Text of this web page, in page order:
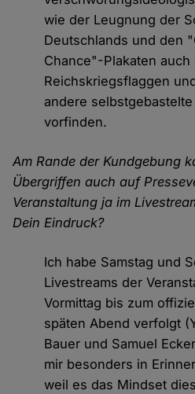
wie der Leugnung der
Deutschlands und den
Chance"-Plakaten
Reichskriegsflaggen
andere
vorfinden.
Am Rande der Kundgebung
Übergriffen auch auf
Veranstaltung ja im
Dein Eindruck?
Ich habe Samstag und
Livestreams der
Vormittag bis zum
späten Abend verfolgt
Bauer und Samuel
mir besonders in
weil es das Mindset